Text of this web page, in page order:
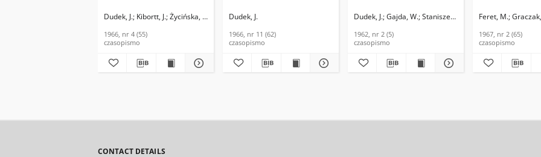
Dudek, J. Kibortt, J. Życińska, Z.
1966, nr 4 (55)
czasopismo
Dudek, J.
1966, nr 11 (62)
czasopismo
Dudek, J. Gajda, W. Staniszewski, J.
1962, nr 2 (5)
czasopismo
Feret, M.
1967, nr 2 (65)
czasopismo
CONTACT DETAILS